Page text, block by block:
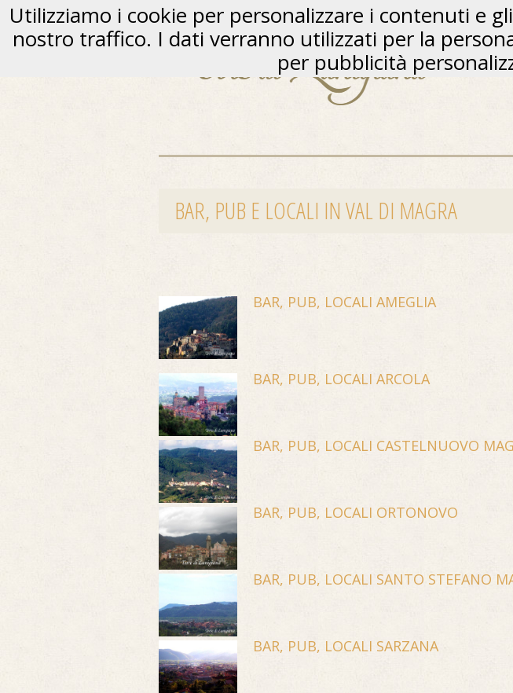
BAR, PUB E LOCALI IN VAL DI MAGRA
BAR, PUB, LOCALI AMEGLIA
BAR, PUB, LOCALI ARCOLA
BAR, PUB, LOCALI CASTELNUOVO
BAR, PUB, LOCALI ORTONOVO
BAR, PUB, LOCALI SANTO STEFANO
BAR, PUB, LOCALI SARZANA
Utilizziamo i cookie per personalizzare i contenuti e
nostro traffico. I dati verranno utilizzati per la
per pubblicità